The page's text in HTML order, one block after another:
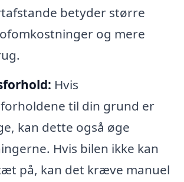
betyder større
og mere
Hvis
til din grund er
kan dette også øge
Hvis bilen ikke kan
på, kan det kræve manuel